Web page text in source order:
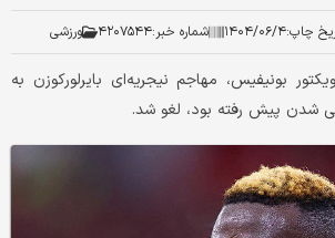
چاپ:۱۴۰۴/۰۶/۴ شماره خبر:۴۲۰۷۵۴۴ ورزشی
بونیفیس، مهاجم نیجریه‌ای بایرلورکوزن به
شدن پیش رفته بود، لغو شد.